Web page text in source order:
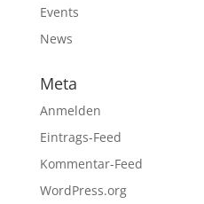
Events
News
Meta
Anmelden
Eintrags-Feed
Kommentar-Feed
WordPress.org